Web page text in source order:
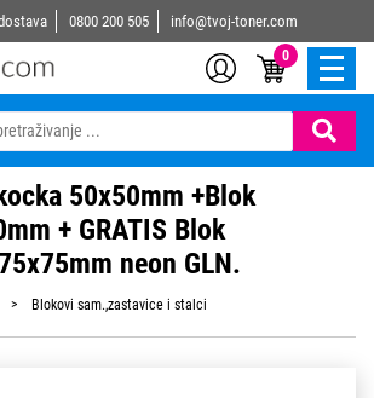
0800 200 505 info@tvoj-toner.com
0
50x50mm +Blok
+ GRATIS Blok
neon GLN.
Blokovi sam.,zastavice i stalci